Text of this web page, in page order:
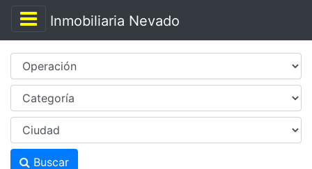
Inmobiliaria Nevado
Buscar